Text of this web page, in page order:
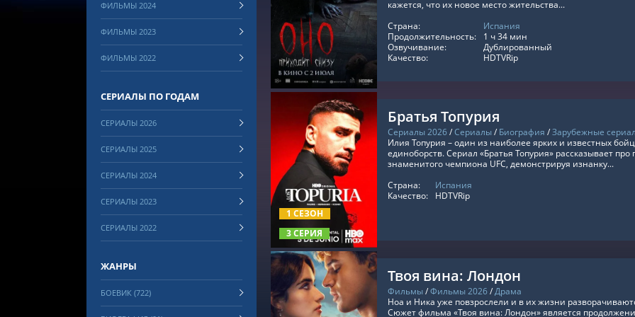
СМОТРЕТЬ ОНЛАЙН
кажется, что их новое место жительства...
Страна:
Испания
Продолжительность:
1 ч 34 мин
Озвучивание:
Дублированный
Качество:
HDTVRip
1 СЕЗОН
3 СЕРИЯ
СМОТРЕТЬ ОНЛАЙН
Братья Топурия
Сериалы 2026/Сериалы/ Биография /Зарубежные
Илия Топурия – один из наиболее ярких и известных
единоборств. Сериал «Братья Топурия» рассказывает
знаменитого чемпиона UFC, демонстрируя изнанку...
Страна:
Испания
Качество:
HDTVRip
Твоя вина: Лондон
Фильмы/Фильмы 2026/Драма
Ноа и Ника уже повзрослели и в их жизни
Сюжет фильма «Твоя вина: Лондон» является
ФИЛЬМЫ 2024
ФИЛЬМЫ 2023
ФИЛЬМЫ 2022
СЕРИАЛЫ ПО ГОДАМ
СЕРИАЛЫ 2026
СЕРИАЛЫ 2025
СЕРИАЛЫ 2024
СЕРИАЛЫ 2023
СЕРИАЛЫ 2022
ЖАНРЫ
БОЕВИК (722)